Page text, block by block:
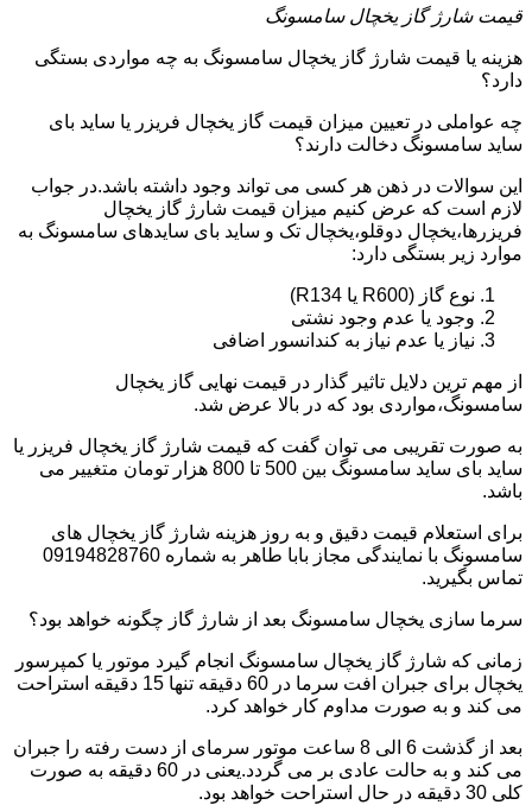
قیمت شارژ گاز یخچال سامسونگ
هزینه یا قیمت شارژ گاز یخچال سامسونگ به چه مواردی بستگی
دارد؟
چه عواملی در تعیین میزان قیمت گاز یخچال فریزر یا ساید بای
ساید سامسونگ دخالت دارند؟
این سوالات در ذهن هر کسی می تواند وجود داشته باشد.در جواب
لازم است که عرض کنیم میزان قیمت شارژ گاز یخچال
فریزرها،یخچال دوقلو،یخچال تک و ساید بای سایدهای سامسونگ به
موارد زیر بستگی دارد:
نوع گاز (R600 یا R134)
وجود یا عدم وجود نشتی
نیاز یا عدم نیاز به کندانسور اضافی
از مهم ترین دلایل تاثیر گذار در قیمت نهایی گاز یخچال
سامسونگ،مواردی بود که در بالا عرض شد.
به صورت تقریبی می توان گفت که قیمت شارژ گاز یخچال فریزر یا
ساید بای ساید سامسونگ بین 500 تا 800 هزار تومان متغییر می
باشد.
برای استعلام قیمت دقیق و به روز هزینه شارژ گاز یخچال های
سامسونگ با نمایندگی مجاز بابا طاهر به شماره 09194828760
تماس بگیرید.
سرما سازی یخچال سامسونگ بعد از شارژ گاز چگونه خواهد بود؟
زمانی که شارژ گاز یخچال سامسونگ انجام گیرد موتور یا کمپرسور
یخچال برای جبران افت سرما در 60 دقیقه تنها 15 دقیقه استراحت
می کند و به صورت مداوم کار خواهد کرد.
بعد از گذشت 6 الی 8 ساعت موتور سرمای از دست رفته را جبران
می کند و به حالت عادی بر می گردد.یعنی در 60 دقیقه به صورت
کلی 30 دقیقه در حال استراحت خواهد بود.